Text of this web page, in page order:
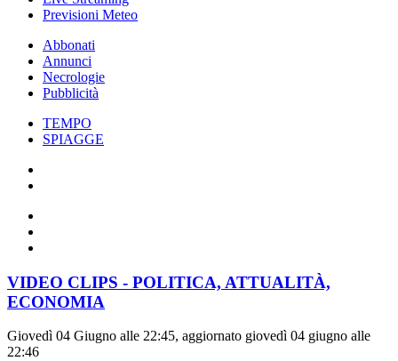
Previsioni Meteo
Abbonati
Annunci
Necrologie
Pubblicità
TEMPO
SPIAGGE
VIDEO CLIPS - POLITICA, ATTUALITÀ,
ECONOMIA
Giovedì 04 Giugno alle 22:45, aggiornato giovedì 04 giugno alle
22:46